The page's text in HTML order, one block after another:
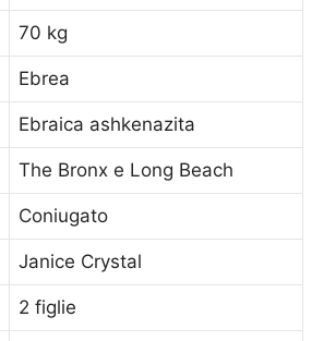
70 kg
Ebrea
Ebraica ashkenazita
The Bronx e Long Beach
Coniugato
Janice Crystal
2 figlie